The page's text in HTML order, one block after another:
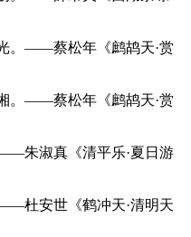
。——蔡松年《鹧鸪天·赏
。——蔡松年《鹧鸪天·赏
朱淑真《清平乐·夏日游
杜安世《鹤冲天·清明天